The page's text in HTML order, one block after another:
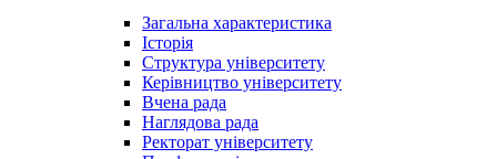
Загальна характеристика
Історія
Структура університету
Керівництво університету
Вчена рада
Наглядова рада
Ректорат університету